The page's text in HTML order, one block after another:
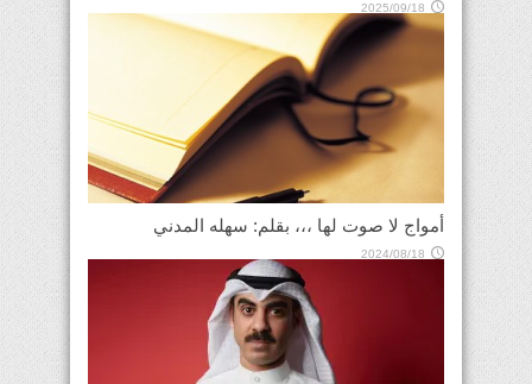
2025/09/18
أمواج لا صوت لها ،،، بقلم: سهله المدني
2024/08/18